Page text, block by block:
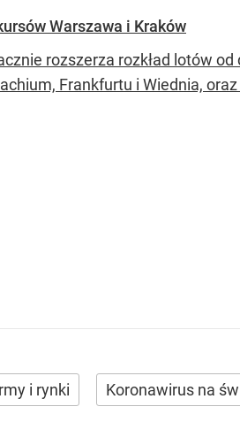
Warszawa i Kraków
rozszerza rozkład lotów
Frankfurtu i Wiednia,
i rynki Koronawirus na